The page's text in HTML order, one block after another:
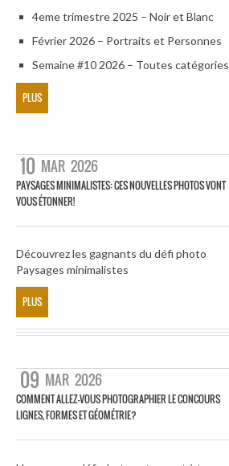
4eme trimestre 2025 – Noir et Blanc
Février 2026 – Portraits et Personnes
Semaine #10 2026 – Toutes catégories
PLUS
10 MAR 2026
PAYSAGES MINIMALISTES: CES NOUVELLES PHOTOS VONT
VOUS ÉTONNER!
Découvrez les gagnants du défi photo
Paysages minimalistes
PLUS
09 MAR 2026
COMMENT ALLEZ-VOUS PHOTOGRAPHIER LE CONCOURS
LIGNES, FORMES ET GÉOMÉTRIE?